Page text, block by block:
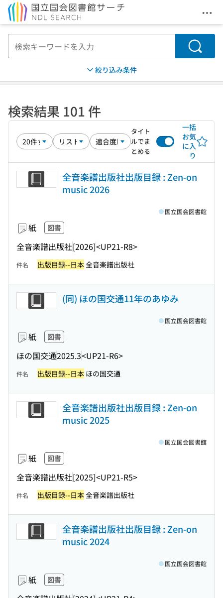
メ
検索
絞り込み条件
検索結果 101 件
タイト
ルでま
とめる
一括
お気
に入
り
全音楽譜出版社出版目録 : Zen-on
music 2026
紙 図書
全音楽譜出版社[2026]<UP21-R8>
国立国会図書館
件名 出版目録--日本全音楽譜出版社
(同) ほの国交通11年のあゆみ
紙 図書
ほの国交通2025.3<UP21-R6>
国立国会図書館
件名 出版目録--日本 ほの国交通
全音楽譜出版社出版目録 : Zen-on
music 2025
紙 図書
全音楽譜出版社[2025]<UP21-R5>
国立国会図書館
件名 出版目録--日本全音楽譜出版社
全音楽譜出版社出版目録 : Zen-on
music 2024
紙 図書
国立国会図書館